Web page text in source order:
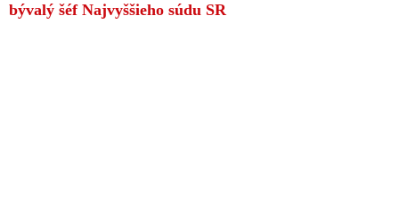
bývalý šéf Najvyššieho súdu SR